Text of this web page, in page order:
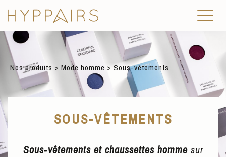
Nos produits > Mode homme > Sous-vêtements
SOUS-VÊTEMENTS
Sous‑vêtements et chaussettes hommesur